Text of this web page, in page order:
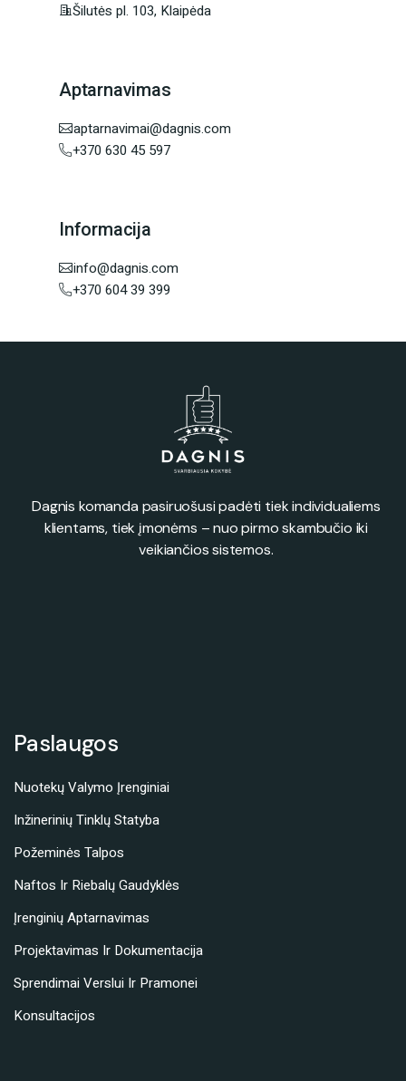
Šilutės pl. 103, Klaipėda
Aptarnavimas
aptarnavimai@dagnis.com
+370 630 45 597
Informacija
info@dagnis.com
+370 604 39 399
Dagnis komanda pasiruošusi padėti tiek individualiems
klientams, tiek įmonėms – nuo pirmo skambučio iki
veikiančios sistemos.
Paslaugos
Nuotekų Valymo Įrenginiai
Inžinerinių Tinklų Statyba
Požeminės Talpos
Naftos Ir Riebalų Gaudyklės
Įrenginių Aptarnavimas
Projektavimas Ir Dokumentacija
Sprendimai Verslui Ir Pramonei
Konsultacijos